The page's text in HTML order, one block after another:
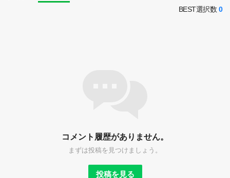
BEST選択数 0
コメント履歴がありません。
まずは投稿を見つけましょう。
投稿を見る